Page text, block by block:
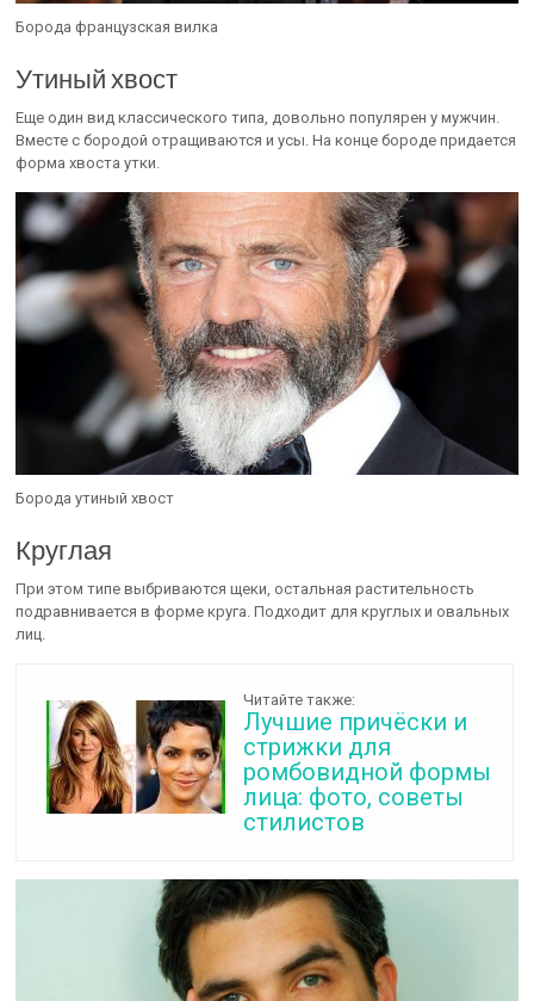
Борода французская вилка
Утиный хвост
Еще один вид классического типа, довольно популярен у мужчин.
Вместе с бородой отращиваются и усы. На конце бороде придается
форма хвоста утки.
Борода утиный хвост
Круглая
При этом типе выбриваются щеки, остальная растительность
подравнивается в форме круга. Подходит для круглых и овальных
лиц.
Читайте также:
Лучшие причёски и
стрижки для
ромбовидной формы
лица: фото, советы
стилистов